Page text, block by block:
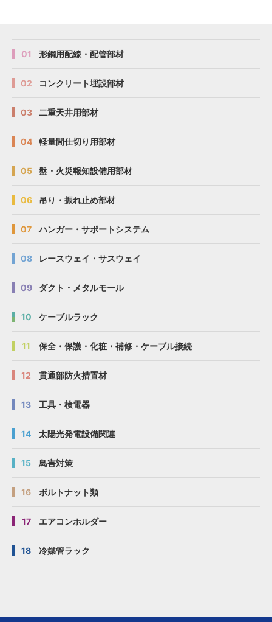
01 形鋼用配線・配管部材
02 コンクリート埋設部材
03 二重天井用部材
04 軽量間仕切り用部材
05 盤・火災報知設備用部材
06 吊り・振れ止め部材
07 ハンガー・サポートシステム
08 レースウェイ・サスウェイ
09 ダクト・メタルモール
10 ケーブルラック
11 保全・保護・化粧・補修・ケーブル接続
12 貫通部防火措置材
13 工具・検電器
14 太陽光発電設備関連
15 鳥害対策
16 ボルトナット類
17 エアコンホルダー
18 冷媒管ラック